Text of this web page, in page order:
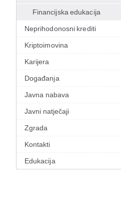
Financijska edukacija
Neprihodonosni krediti
Kriptoimovina
Karijera
Događanja
Javna nabava
Javni natječaji
Zgrada
Kontakti
Edukacija